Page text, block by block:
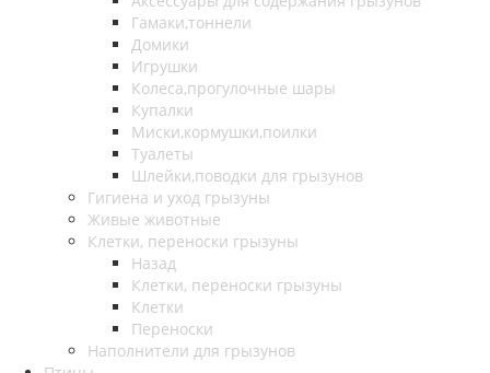
Гамаки,тоннели
Домики
Игрушки
Колеса,прогулочные шары
Купалки
Миски,кормушки,поилки
Туалеты
Шлейки,поводки для грызунов
Гигиена и уход грызуны
Живые животные
Клетки, переноски грызуны
Назад
Клетки, переноски грызуны
Клетки
Переноски
Наполнители для грызунов